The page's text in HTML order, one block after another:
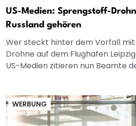
US-Medien: Sprengstoff-
Russland gehören
Wer steckt hinter dem Vorfall
Drohne auf dem Flughafen
US-Medien zitieren nun Beamte
WERBUNG